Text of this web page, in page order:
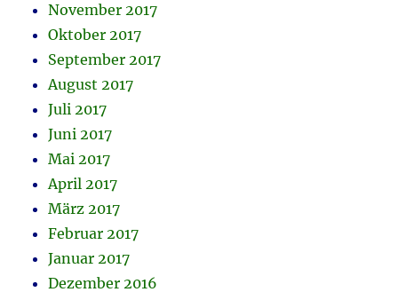
November 2017
Oktober 2017
September 2017
August 2017
Juli 2017
Juni 2017
Mai 2017
April 2017
März 2017
Februar 2017
Januar 2017
Dezember 2016